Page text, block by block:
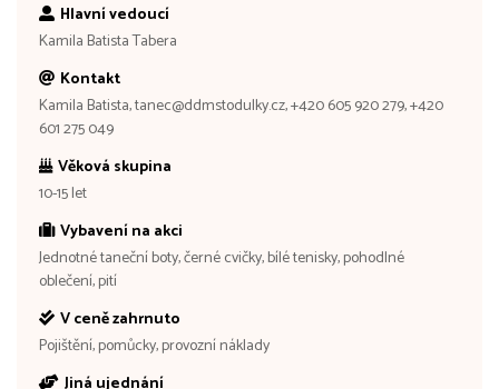
Hlavní vedoucí
Kamila Batista Tabera
Kontakt
Kamila Batista, tanec@ddmstodulky.cz, +420 605 920 279, +420
601 275 049
Věková skupina
10-15 let
Vybavení na akci
Jednotné taneční boty, černé cvičky, bílé tenisky, pohodlné
oblečení, pití
V ceně zahrnuto
Pojištění, pomůcky, provozní náklady
Jiná ujednání